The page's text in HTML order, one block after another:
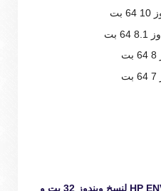
تحميل تعريف طابعة HP ENVY 5014 لنسخ ويندوز 32 بت و